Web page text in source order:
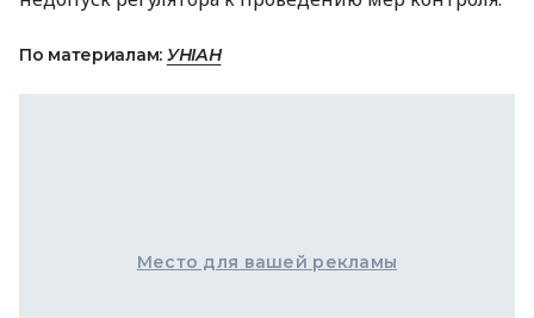
По материалам: УНІАН
Место для вашей рекламы